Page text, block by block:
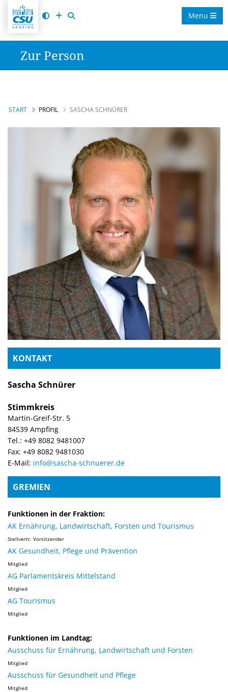
Menu
Zur Person
START PROFIL SASCHA SCHNÜRER
KONTAKT
Sascha Schnürer
Stimmkreis
Martin-Greif-Str. 5
84539 Ampfing
Tel.: +49 8082 9481007
Fax: +49 8082 9481030
E-Mail: info@sascha-schnuerer.de
GREMIEN
Funktionen in der Fraktion:
AK Ernährung, Landwirtschaft, Forsten und Tourismus
Stellvertr. Vorsitzender
AK Gesundheit, Pflege und Prävention
Mitglied
AG Parlamentskreis Mittelstand
Mitglied
AG Tourismus
Mitglied
Funktionen im Landtag:
Ausschuss für Ernährung, Landwirtschaft und Forsten
Mitglied
Ausschuss für Gesundheit und Pflege
Mitglied